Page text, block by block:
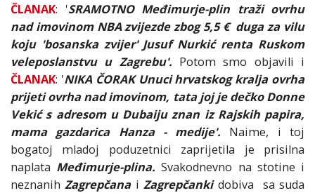
ČLANAK: 'SRAMOTNO Međimurje-plin traži ovrhu
nad imovinom NBA zvijezde zbog 5,5 € duga za vilu
koju 'bosanska zvijer' Jusuf Nurkić renta Ruskom
veleposlanstvu u Zagrebu'. Potom smo objavili i
ČLANAK: 'NIKA ČORAK Unuci hrvatskog kralja ovrha
prijeti ovrha nad imovinom, tata joj je dečko Donne
Vekić s adresom u Dubaiju znan iz Rajskih papira,
mama gazdarica Hanza - medije'. Naime, i toj
bogatoj mladoj poduzetnici zaprijetila je prisilna
naplata Međimurje-plina. Svakodnevno na stotine i
neznanihZagrepčana iZagrepčankidobiva sa suda